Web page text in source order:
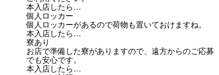
本入店したら…
個人ロッカー
個人ロッカーがあるので荷物も置いておけますね。
本入店したら…
寮あり
お店で準備した寮がありますので、遠方からのご応募
でも安心です。
本入店したら…